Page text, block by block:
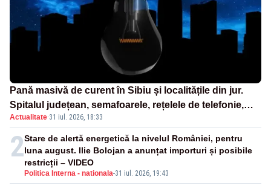
Pană masivă de curent în Sibiu și localitățile din jur.
Spitalul județean, semafoarele, rețelele de telefonie,
grav afectate
Actualitate·31 iul. 2026, 18:33
2
Politica Interna - nationala-31 iul. 2026, 19:43
Stare de alertă energetică la nivelul României, pentru
luna august. Ilie Bolojan a anunțat importuri și posibile
restricții – VIDEO